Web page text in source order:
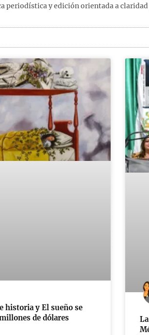
periodística y edición orientada a
historia y El sueño se
de dólares